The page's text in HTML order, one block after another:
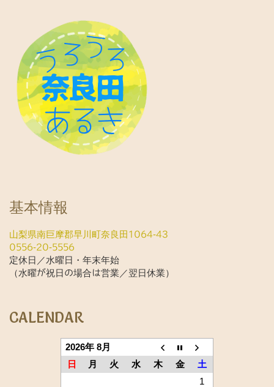
基本情報
山梨県南巨摩郡早川町奈良田1064-43
0556-20-5556
定休日／水曜日・年末年始
（水曜が祝日の場合は営業／翌日休業）
CALENDAR
2026年 8月
日
月 火 水 木 金
土
1